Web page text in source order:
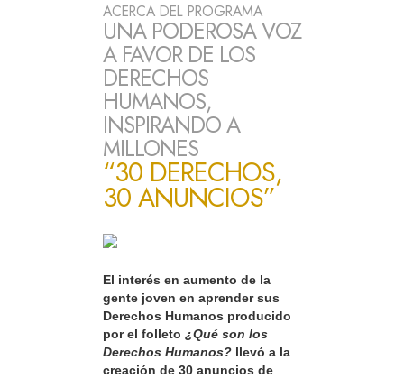
ACERCA DEL PROGRAMA
UNA PODEROSA VOZ
A FAVOR DE LOS
DERECHOS
HUMANOS,
INSPIRANDO A
MILLONES
“30 DERECHOS,
30 ANUNCIOS”
El interés en aumento de la
gente joven en aprender sus
Derechos Humanos producido
por el folleto ¿Qué son los
Derechos Humanos? llevó a la
creación de 30 anuncios de